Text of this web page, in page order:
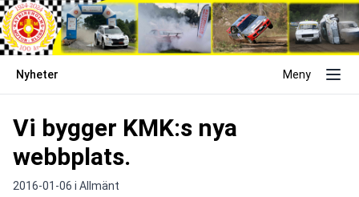
Nyheter Meny
Vi bygger KMK:s nya
webbplats.
2016-01-06 i Allmänt